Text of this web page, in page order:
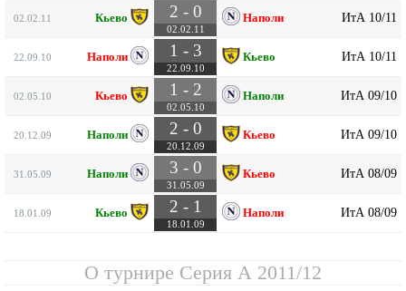
02.02.11 Кьево 2 - 0
02.02.11
Наполи ИтА 10/11
22.09.10 Наполи 1 - 3
22.09.10
Кьево ИтА 10/11
02.05.10 Кьево 1 - 2
02.05.10
Наполи ИтА 09/10
20.12.09 Наполи 2 - 0
20.12.09
Кьево ИтА 09/10
31.05.09 Наполи 3 - 0
31.05.09
Кьево ИтА 08/09
18.01.09 Кьево 2 - 1
18.01.09
Наполи ИтА 08/09
О турнире Серия А 2011/12